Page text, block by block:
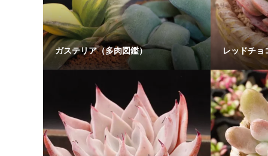
ガステリア（多肉図鑑） レッドチョ